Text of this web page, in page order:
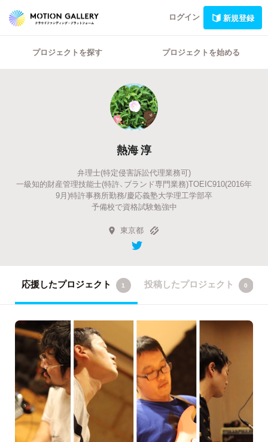
ログイン 新規登録
プロジェクトを探す プロジェクトを始める
熱海 淳
弁理士(特定侵害訴訟代理業務可)
一級知的財産管理技能士(特許、ブランド専門業務)TOEIC910(2016年
9月)特許事務所勤務/慶応義塾大学理工学部卒
予備校で資格試験勉強中
東京都
応援したプロジェクト 1 投稿したプロジェクト 0